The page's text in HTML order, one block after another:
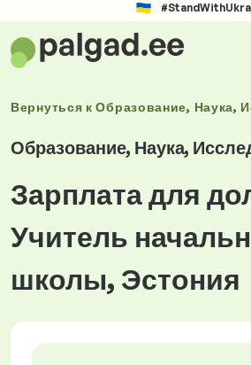
Вернуться кОбразование, Наука,
Образование, Наука,
Зарплата для
Учитель
школы, Эстония